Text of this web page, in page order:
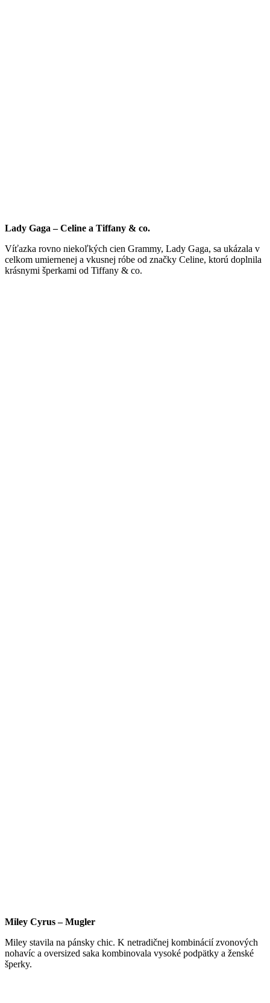
Lady Gaga – Celine a Tiffany & co.
Víťazka rovno niekoľkých cien Grammy, Lady Gaga, sa ukázala v
celkom umiernenej a vkusnej róbe od značky Celine, ktorú doplnila
krásnymi šperkami od Tiffany & co.
Miley Cyrus – Mugler
Miley stavila na pánsky chic. K netradičnej kombinácií zvonových
nohavíc a oversized saka kombinovala vysoké podpätky a ženské
šperky.